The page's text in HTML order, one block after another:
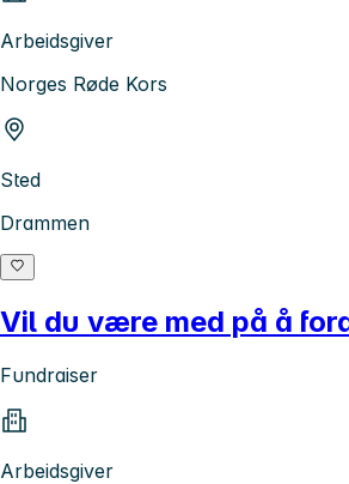
Arbeidsgiver
Norges Røde Kors
Sted
Drammen
Vil du være med på å
Fundraiser
Arbeidsgiver